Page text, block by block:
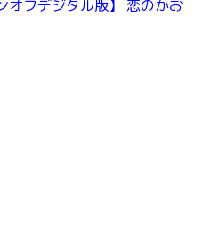
オフデジタル版】 恋のかお